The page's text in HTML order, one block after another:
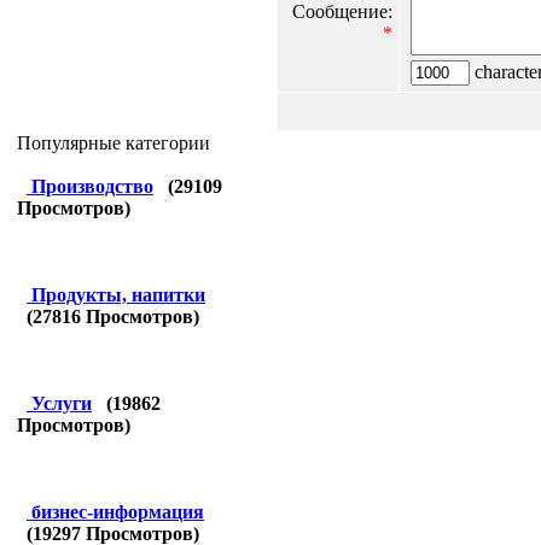
Популярные категории
Производство (29109
Просмотров)
Продукты, напитки
(27816 Просмотров)
Услуги (19862
Просмотров)
бизнес-информация
(19297 Просмотров)
Сообщение:
*